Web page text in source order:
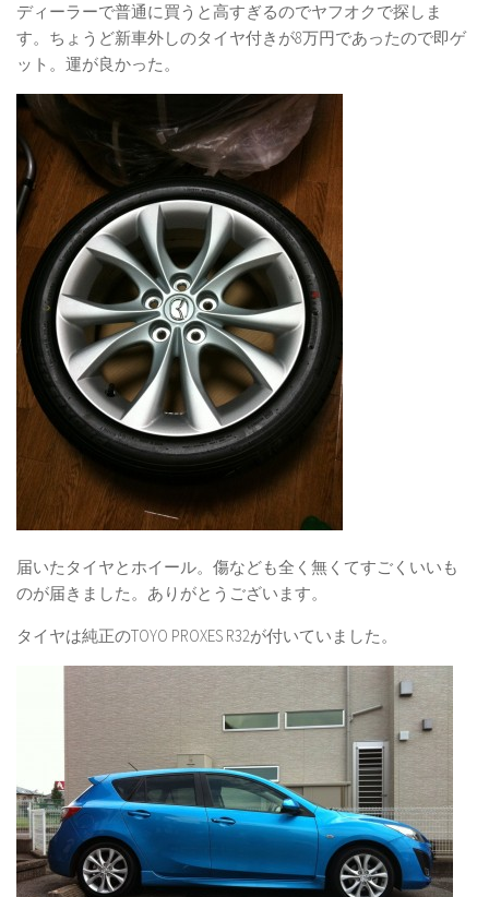
ディーラーで普通に買うと高すぎるのでヤフオクで探しま
す。ちょうど新車外しのタイヤ付きが8万円であったので即ゲ
ット。運が良かった。
届いたタイヤとホイール。傷なども全く無くてすごくいいも
のが届きました。ありがとうございます。
タイヤは純正のTOYO PROXES R32が付いていました。